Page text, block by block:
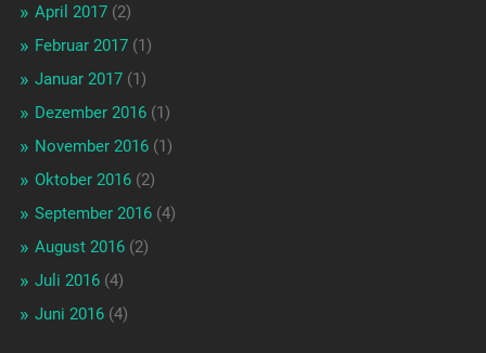
April 2017(2)
Februar 2017(1)
Januar 2017(1)
Dezember 2016(1)
November 2016(1)
Oktober 2016(2)
September 2016(4)
August 2016(2)
Juli 2016(4)
Juni 2016(4)